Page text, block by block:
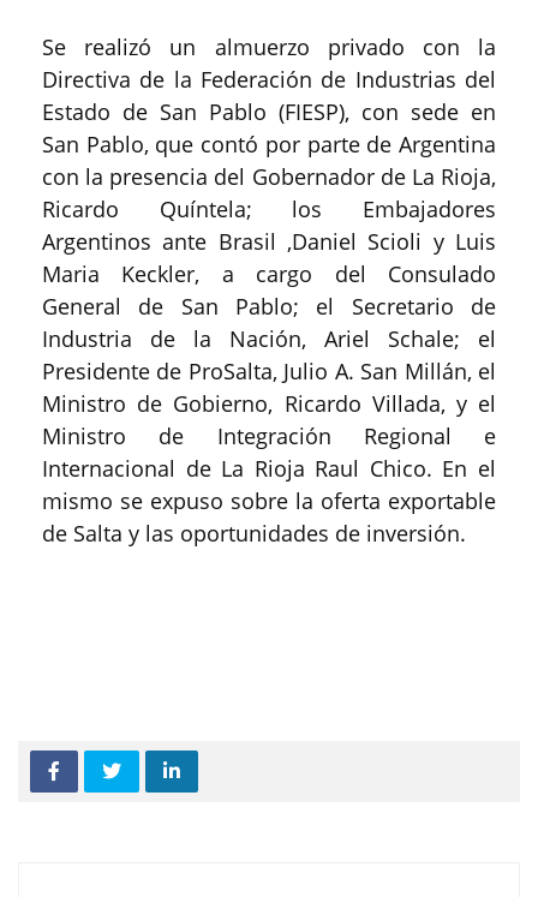
Se realizó un almuerzo privado con la
Directiva de la Federación de Industrias del
Estado de San Pablo (FIESP), con sede en
San Pablo, que contó por parte de Argentina
con la presencia del Gobernador de La Rioja,
Ricardo Quíntela; los Embajadores
Argentinos ante Brasil ,Daniel Scioli y Luis
Maria Keckler, a cargo del Consulado
General de San Pablo; el Secretario de
Industria de la Nación, Ariel Schale; el
Presidente de ProSalta, Julio A. San Millán, el
Ministro de Gobierno, Ricardo Villada, y el
Ministro de Integración Regional e
Internacional de La Rioja Raul Chico. En el
mismo se expuso sobre la oferta exportable
de Salta y las oportunidades de inversión.